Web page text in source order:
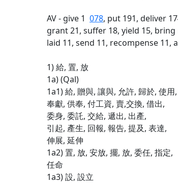
AV - give 1 078, put 191, deliver
grant 21, suffer 18, yield 15, bring
laid 11, send 11, recompense 11,
1) 給, 置, 放
1a) (Qal)
1a1) 給, 贈與, 讓與, 允許, 歸於, 使用
奉獻, 供奉, 付工資, 賣,交換, 借出,
委身, 委託, 交給, 遞出, 出產,
引起, 產生, 回報, 報告, 提及, 表達,
伸展, 延伸
1a2) 置, 放, 安放, 擺, 放, 委任, 指定,
任命
1a3) 設, 設立